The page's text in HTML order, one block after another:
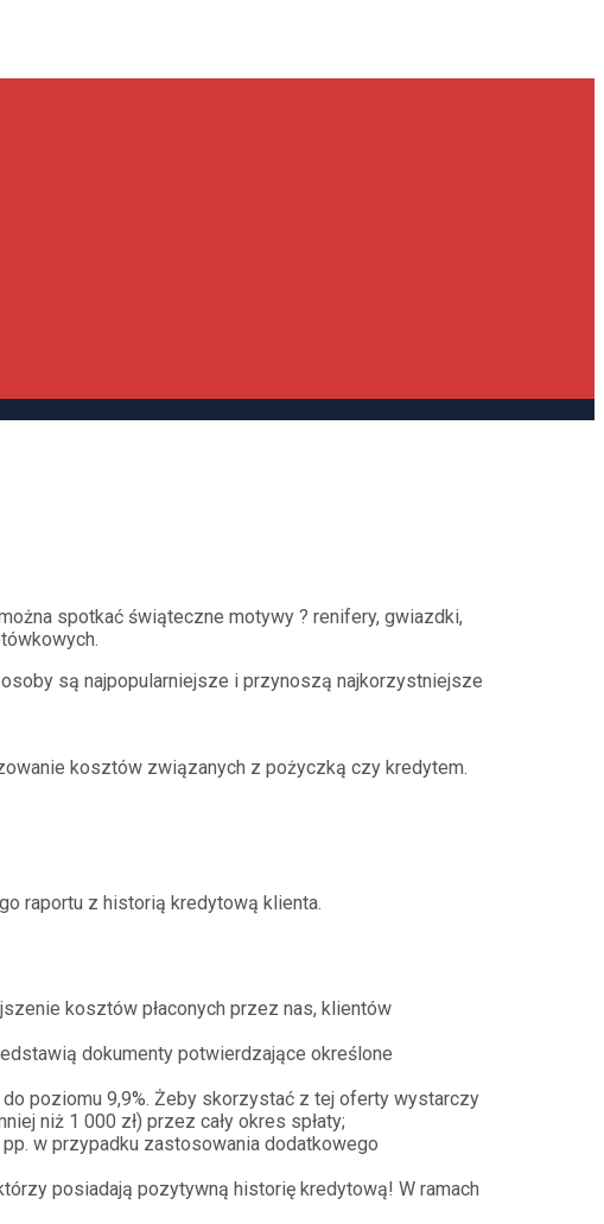
spotkać świąteczne motywy ? renifery, gwiazdki,
są najpopularniejsze i przynoszą najkorzystniejsze
kosztów związanych z pożyczką czy kredytem.
raportu z historią kredytową klienta.
kosztów płaconych przez nas, klientów
dokumenty potwierdzające określone
poziomu 9,9%. Żeby skorzystać z tej oferty wystarczy
niż 1 000 zł) przez cały okres spłaty;
w przypadku zastosowania dodatkowego
posiadają pozytywną historię kredytową! W ramach